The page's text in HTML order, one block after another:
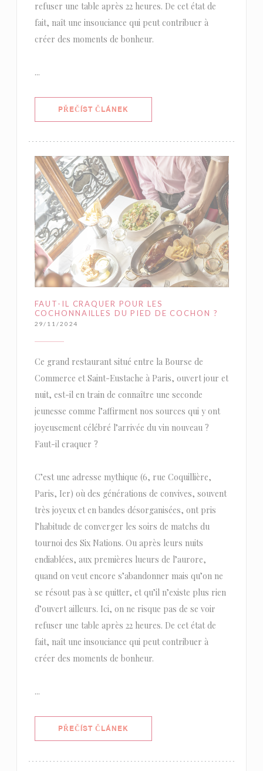
refuser une table après 22 heures. De cet état de
fait, naît une insouciance qui peut contribuer à
créer des moments de bonheur.
...
PŘEČÍST ČLÁNEK
FAUT-IL CRAQUER POUR LES
COCHONNAILLES DU PIED DE COCHON ?
29/11/2024
Ce grand restaurant situé entre la Bourse de
Commerce et Saint-Eustache à Paris, ouvert jour et
nuit, est-il en train de connaître une seconde
jeunesse comme l’affirment nos sources qui y ont
joyeusement célébré l’arrivée du vin nouveau ?
Faut-il craquer ?
C’est une adresse mythique (6, rue Coquillière,
Paris, Ier) où des générations de convives, souvent
très joyeux et en bandes désorganisées, ont pris
l’habitude de converger les soirs de matchs du
tournoi des Six Nations. Ou après leurs nuits
endiablées, aux premières lueurs de l’aurore,
quand on veut encore s’abandonner mais qu’on ne
se résout pas à se quitter, et qu’il n’existe plus rien
d’ouvert ailleurs. Ici, on ne risque pas de se voir
refuser une table après 22 heures. De cet état de
fait, naît une insouciance qui peut contribuer à
créer des moments de bonheur.
...
PŘEČÍST ČLÁNEK